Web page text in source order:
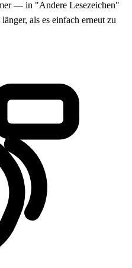
— in "Andere Lesezeichen"
als es einfach erneut zu